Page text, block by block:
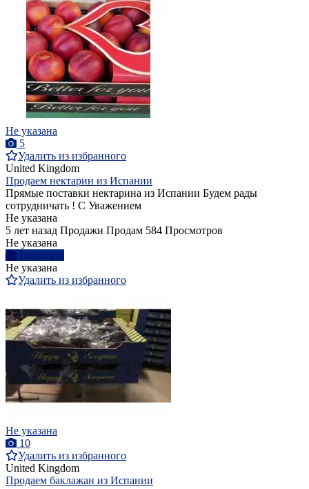
Не указана
5
Удалить из избранного
United Kingdom
Продаем нектарин из Испании
Прямые поставки нектарина из Испании Будем рады
сотрудничать ! С Уважением
Не указана
5 лет назад Продажи Продам 584 Просмотров
Не указана
Написать
Не указана
Удалить из избранного
Не указана
10
Удалить из избранного
United Kingdom
Продаем баклажан из Испании